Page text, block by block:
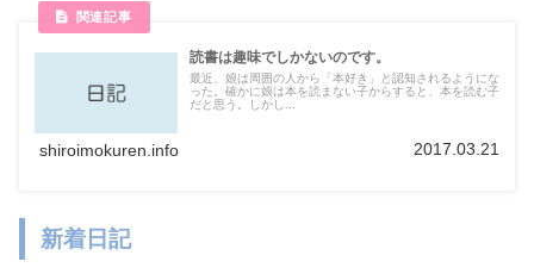
読書は趣味でしかないのです。
最近、娘は周囲の人から「本好き」と認知されるようにな
った。確かに娘は本を読まない子からすると、本を読む子
だと思う。しかし...
shiroimokuren.info 2017.03.21
新着日記